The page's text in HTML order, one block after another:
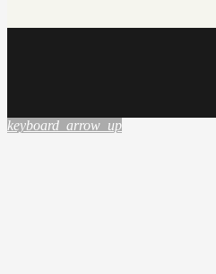
keyboard_arrow_up